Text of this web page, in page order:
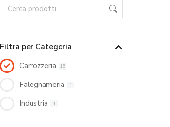
Filtra per Categoria
Carrozzeria 15
Falegnameria 1
Industria 1